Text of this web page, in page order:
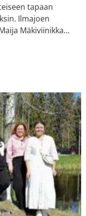
tapaan
Ilmajoen
Mäkiviinikka...